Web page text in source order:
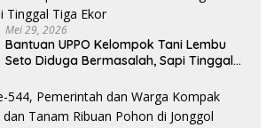
Mei 29, 2026
Bantuan UPPO Kelompok Tani Lembu
Seto Diduga Bermasalah, Sapi Tinggal